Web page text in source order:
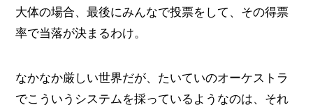
大体の場合、最後にみんなで投票をして、その得票
率で当落が決まるわけ。
なかなか厳しい世界だが、たいていのオーケストラ
でこういうシステムを採っているようなのは、それ